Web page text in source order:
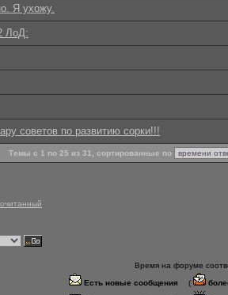
Я ухожу.
ЛоД:
советов по развитию сорки!!!
Темы с 1 по 25 из 31, сортированные по
Время на форуме
Есть новые сообщения
(